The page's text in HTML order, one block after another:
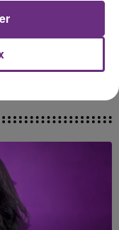
DES AIRS
Bruxelles